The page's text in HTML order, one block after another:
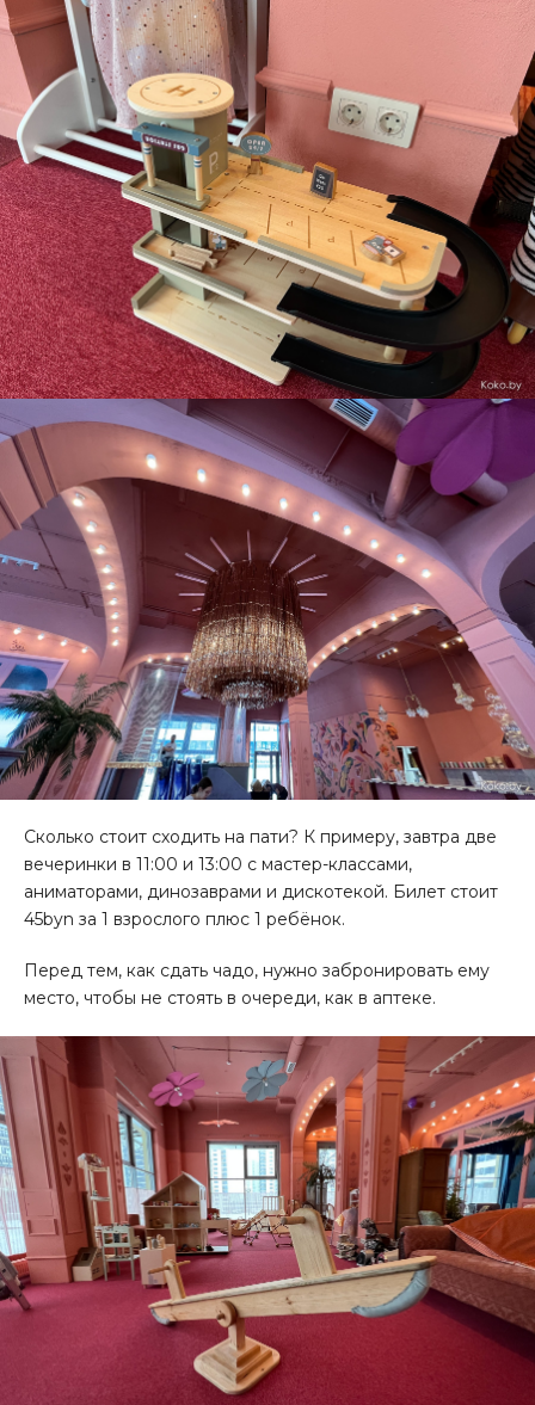
Сколько стоит сходить на пати? К примеру, завтра две
вечеринки в 11:00 и 13:00 с мастер-классами,
аниматорами, динозаврами и дискотекой. Билет стоит
45byn за 1 взрослого плюс 1 ребёнок.
Перед тем, как сдать чадо, нужно забронировать ему
место, чтобы не стоять в очереди, как в аптеке.